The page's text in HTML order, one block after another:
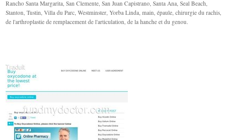
Rancho Santa Margarita, San Clemente, San Juan Capistrano, Santa Ana, Seal Beach,
Stanton, Tustin, Villa du Parc, Westminster, Yorba Linda, main, épaule, chirurgie du rachis,
de l'arthroplastie de remplacement de l'articulation, de la hanche et du genou.